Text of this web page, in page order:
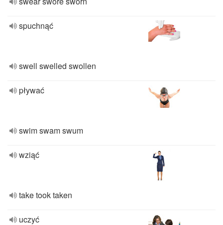
spuchnąć
swell swelled swollen
pływać
swim swam swum
wziąć
take took taken
uczyć